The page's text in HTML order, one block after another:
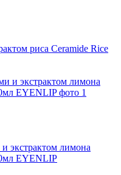
риса Ceramide Rice
экстрактом лимона
EYENLIP